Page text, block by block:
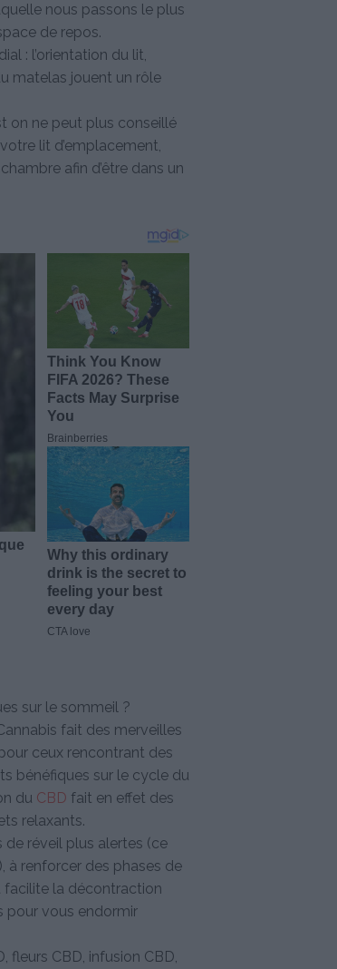
nous passons le plus
de repos.
: l’orientation du lit,
matelas jouent un rôle
on ne peut plus conseillé
lit d’emplacement,
afin d’être dans un
sur le sommeil ?
fait des merveilles
ceux rencontrant des
bénéfiques sur le cycle du
du CBD fait en effet des
relaxants.
réveil plus alertes (ce
à renforcer des phases de
la décontraction
pour vous endormir
fleurs CBD, infusion CBD,